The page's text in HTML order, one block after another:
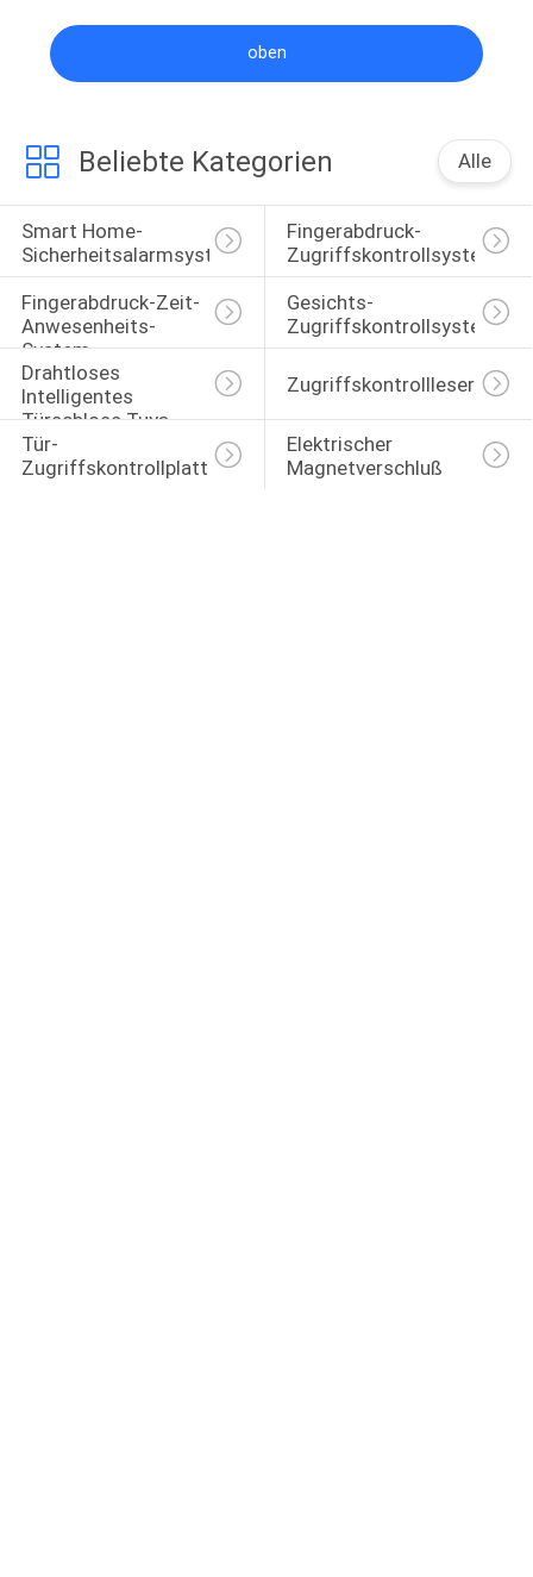
oben
Beliebte Kategorien Alle
Smart Home-
Sicherheitsalarmsystem
Fingerabdruck-
Zugriffskontrollsystem
Fingerabdruck-Zeit-
Anwesenheits-
System
Gesichts-
Zugriffskontrollsystem
Drahtloses
Intelligentes
Türschloss Tuya
TTLock
Zugriffskontrollleser
Tür-
Zugriffskontrollplatte
Elektrischer
Magnetverschluß